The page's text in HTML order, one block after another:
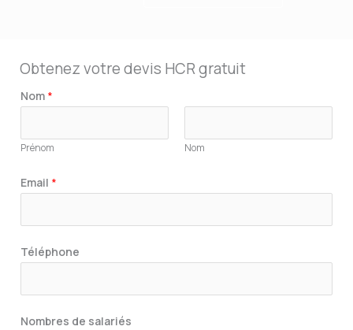
Obtenez votre devis HCR gratuit
Nom *
Prénom Nom
é
p
o
n
Email *
Téléphone
Nombres de salariés